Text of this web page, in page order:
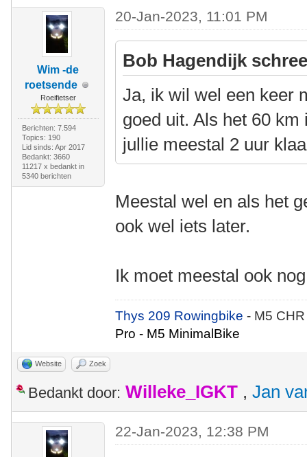
Wim -de
roetsende
Roeifietser
Berichten: 7.594
Topics: 190
Lid sinds: Apr 2017
Bedankt: 3660
11217 x bedankt in
5340 berichten
20-Jan-2023, 11:01 PM
Bob Hagendijk
Ja, ik wil wel een keer
goed uit. Als het 60
jullie meestal 2 uur
Meestal wel en als het
ook wel iets later.
Ik moet meestal ook
Thys 209 Rowingbike- M5
Pro - M5 MinimalBike
Website Zoek
Bedankt door: Willeke_IGKT , Jan
22-Jan-2023, 12:38 PM